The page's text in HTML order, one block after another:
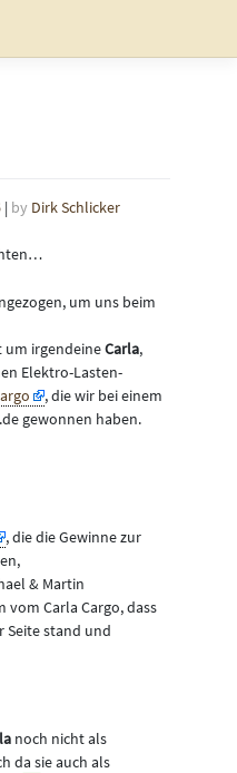
| by Dirk Schlicker
um uns beim
um irgendeineCarla,
Elektro-Lasten-
, die wir bei einem
gewonnen haben.
, die die Gewinne zur
& Martin
vom Carla Cargo, dass
Seite stand und
noch nicht als
da sie auch als